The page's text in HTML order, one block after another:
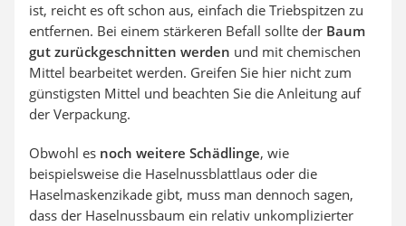
ist, reicht es oft schon aus, einfach die Triebspitzen zu
entfernen. Bei einem stärkeren Befall sollte der Baum
gut zurückgeschnitten werden und mit chemischen
Mittel bearbeitet werden. Greifen Sie hier nicht zum
günstigsten Mittel und beachten Sie die Anleitung auf
der Verpackung.
Obwohl es noch weitere Schädlinge, wie
beispielsweise die Haselnussblattlaus oder die
Haselmaskenzikade gibt, muss man dennoch sagen,
dass der Haselnussbaum ein relativ unkomplizierter